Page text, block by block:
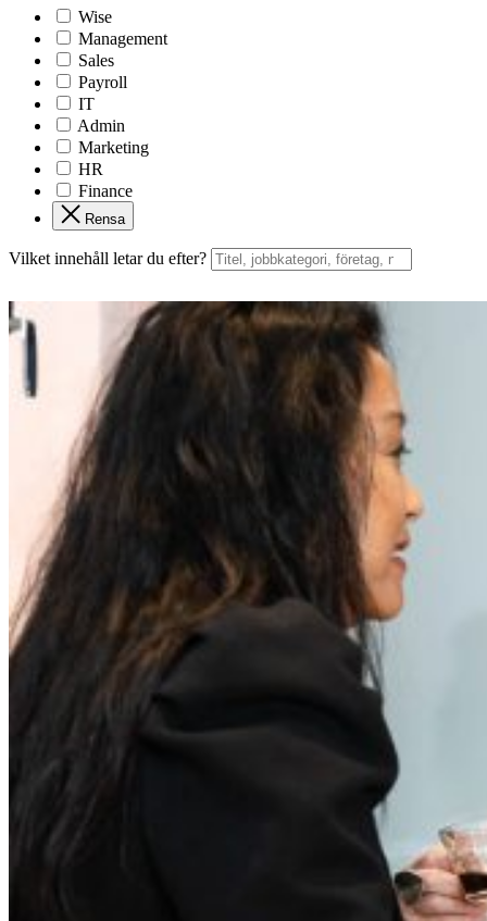
Wise
Management
Sales
Payroll
IT
Admin
Marketing
HR
Finance
Rensa
Vilket innehåll letar du efter?